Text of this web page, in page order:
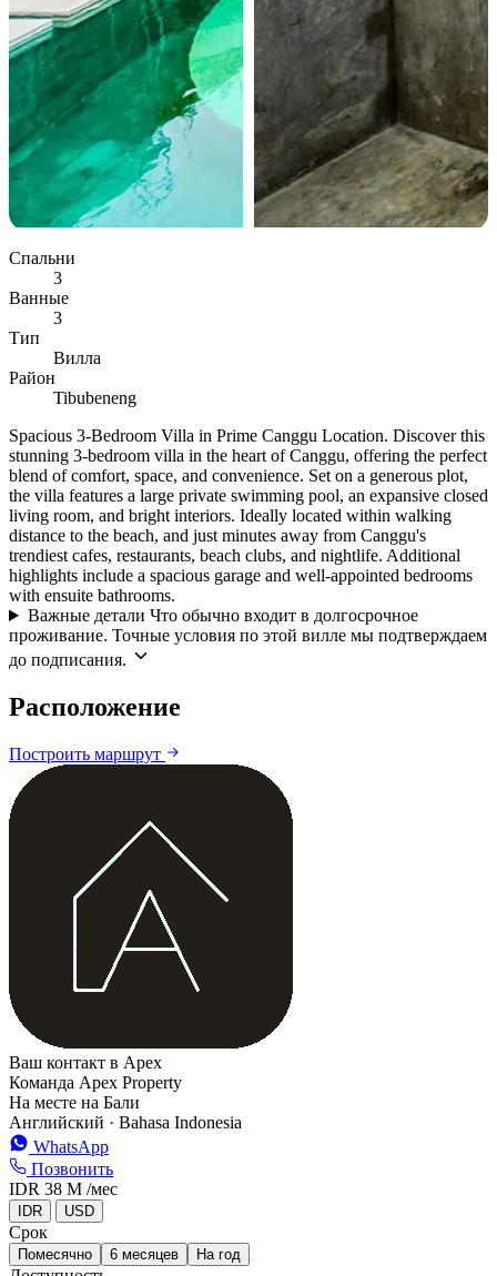
Спальни
3
Ванные
3
Тип
Вилла
Район
Tibubeneng
Spacious 3-Bedroom Villa in Prime Canggu Location. Discover this
stunning 3-bedroom villa in the heart of Canggu, offering the perfect
blend of comfort, space, and convenience. Set on a generous plot,
the villa features a large private swimming pool, an expansive closed
living room, and bright interiors. Ideally located within walking
distance to the beach, and just minutes away from Canggu's
trendiest cafes, restaurants, beach clubs, and nightlife. Additional
highlights include a spacious garage and well-appointed bedrooms
with ensuite bathrooms.
Важные детали Что обычно входит в долгосрочное
проживание. Точные условия по этой вилле мы подтверждаем
до подписания.
Расположение
Построить маршрут
Ваш контакт в Apex
Команда Apex Property
На месте на Бали
Английский · Bahasa Indonesia
WhatsApp
Позвонить
IDR 38 M /мес
IDR USD
Срок
Помесячно 6 месяцев На год